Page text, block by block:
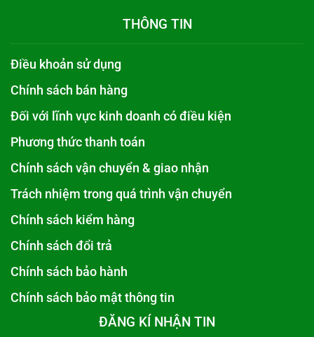
THÔNG TIN
Điều khoản sử dụng
Chính sách bán hàng
Đối với lĩnh vực kinh doanh có điều kiện
Phương thức thanh toán
Chính sách vận chuyển & giao nhận
Trách nhiệm trong quá trình vận chuyển
Chính sách kiểm hàng
Chính sách đổi trả
Chính sách bảo hành
Chính sách bảo mật thông tin
ĐĂNG KÍ NHẬN TIN